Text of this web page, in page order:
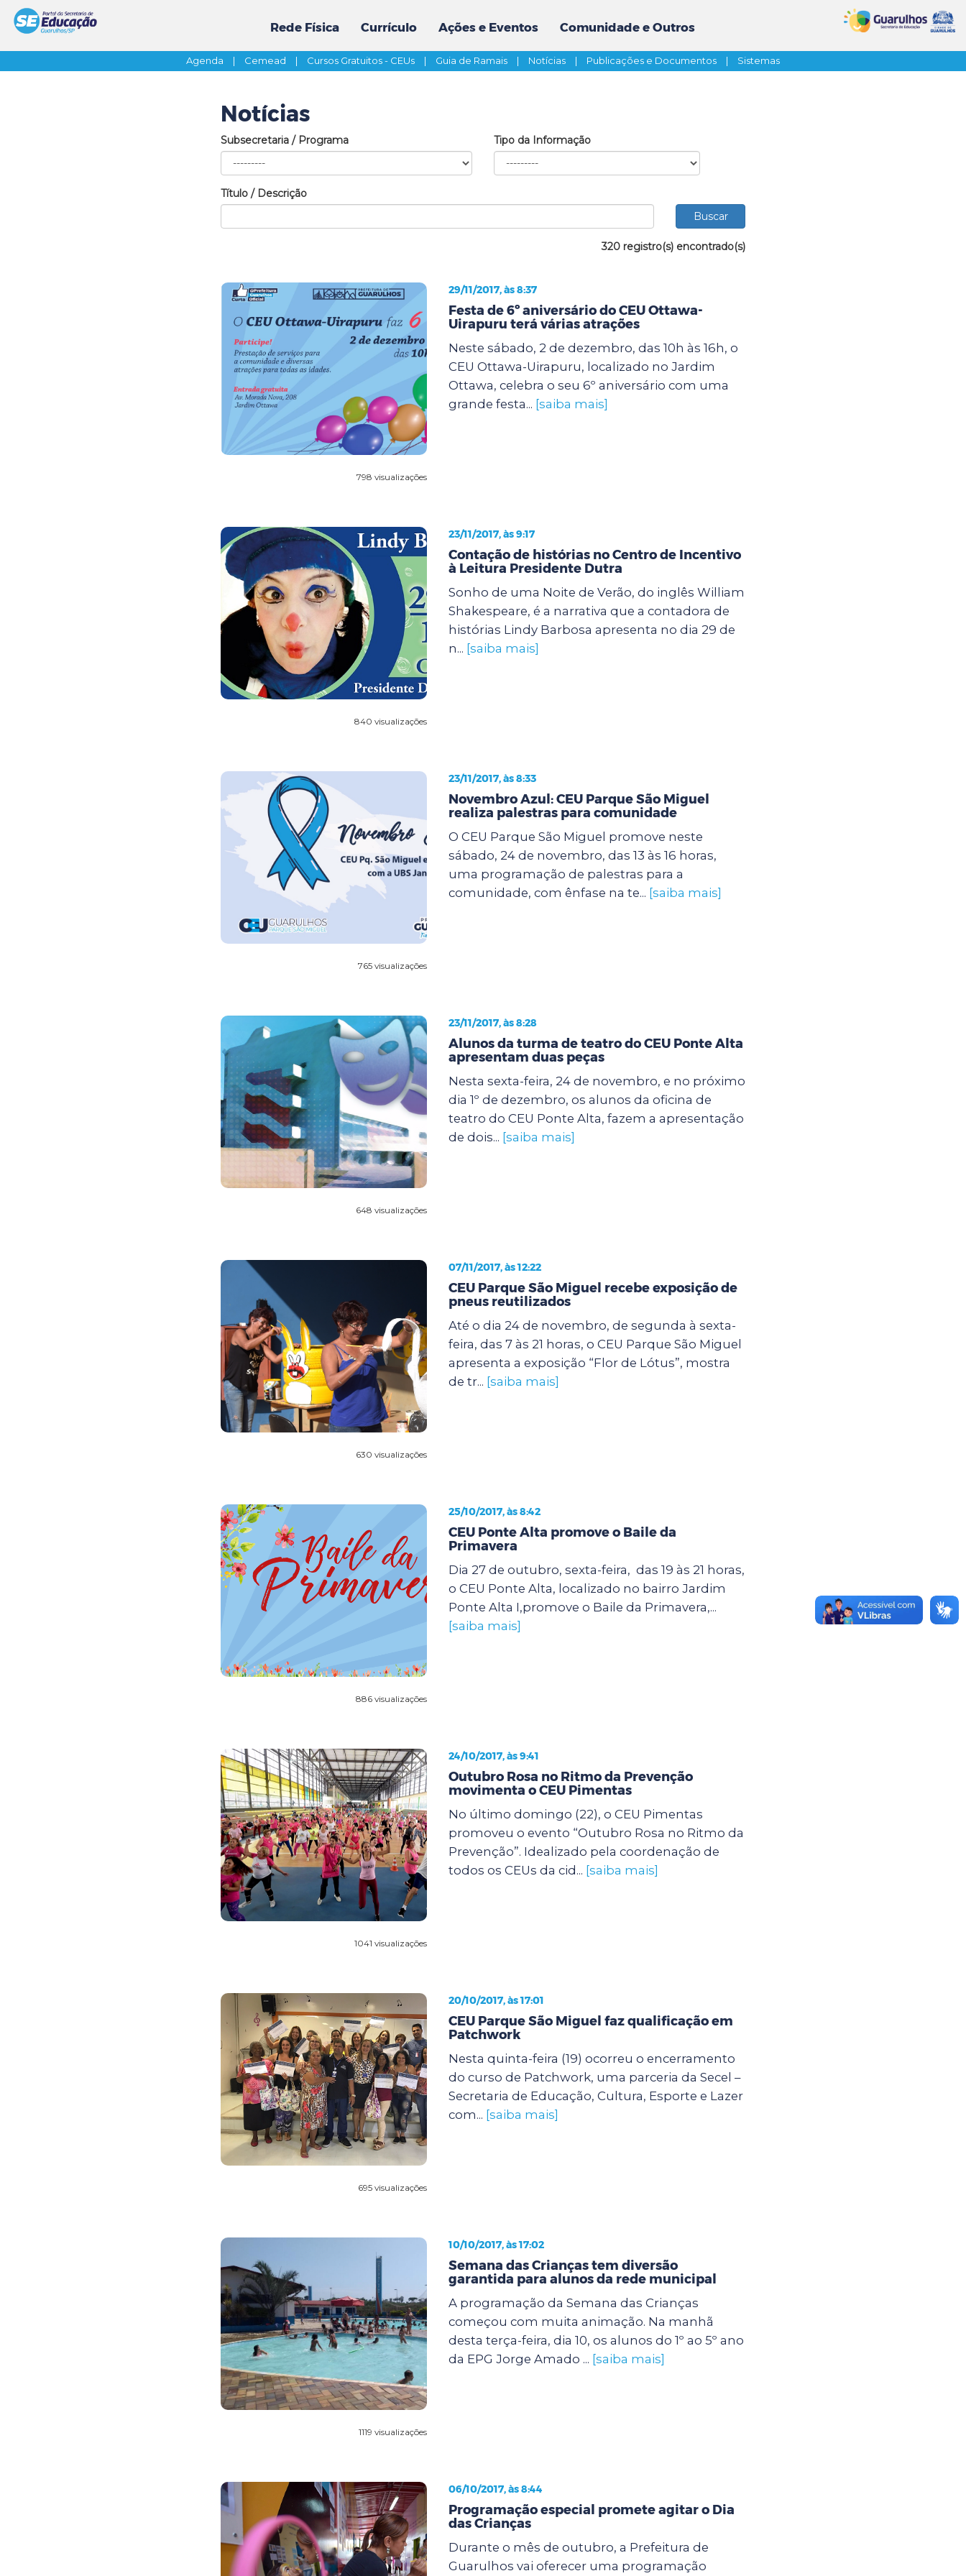
Rede Física Currículo Ações e Eventos Comunidade e Outros
Agenda | Cemead | Cursos Gratuitos - CEUs | Guia de Ramais | Notícias | Publicações e Documentos | Sistemas
Notícias
Subsecretaria / Programa Tipo da Informação
Título / Descrição
320 registro(s) encontrado(s)
798 visualizações
29/11/2017, às 8:37
Festa de 6º aniversário do CEU Ottawa-
Uirapuru terá várias atrações
Neste sábado, 2 de dezembro, das 10h às 16h, o
CEU Ottawa-Uirapuru, localizado no Jardim
Ottawa, celebra o seu 6º aniversário com uma
grande festa... [saiba mais]
840 visualizações
23/11/2017, às 9:17
Contação de histórias no Centro de Incentivo
à Leitura Presidente Dutra
Sonho de uma Noite de Verão, do inglês William
Shakespeare, é a narrativa que a contadora de
histórias Lindy Barbosa apresenta no dia 29 de
n... [saiba mais]
765 visualizações
23/11/2017, às 8:33
Novembro Azul: CEU Parque São Miguel
realiza palestras para comunidade
O CEU Parque São Miguel promove neste
sábado, 24 de novembro, das 13 às 16 horas,
uma programação de palestras para a
comunidade, com ênfase na te... [saiba mais]
648 visualizações
23/11/2017, às 8:28
Alunos da turma de teatro do CEU Ponte Alta
apresentam duas peças
Nesta sexta-feira, 24 de novembro, e no próximo
dia 1º de dezembro, os alunos da oficina de
teatro do CEU Ponte Alta, fazem a apresentação
de dois... [saiba mais]
630 visualizações
07/11/2017, às 12:22
CEU Parque São Miguel recebe exposição de
pneus reutilizados
Até o dia 24 de novembro, de segunda à sexta-
feira, das 7 às 21 horas, o CEU Parque São Miguel
apresenta a exposição “Flor de Lótus”, mostra
de tr... [saiba mais]
886 visualizações
25/10/2017, às 8:42
CEU Ponte Alta promove o Baile da
Primavera
Dia 27 de outubro, sexta-feira, das 19 às 21 horas,
o CEU Ponte Alta, localizado no bairro Jardim
Ponte Alta I,promove o Baile da Primavera,...
[saiba mais]
1041 visualizações
24/10/2017, às 9:41
Outubro Rosa no Ritmo da Prevenção
movimenta o CEU Pimentas
No último domingo (22), o CEU Pimentas
promoveu o evento “Outubro Rosa no Ritmo da
Prevenção”. Idealizado pela coordenação de
todos os CEUs da cid... [saiba mais]
695 visualizações
20/10/2017, às 17:01
CEU Parque São Miguel faz qualificação em
Patchwork
Nesta quinta-feira (19) ocorreu o encerramento
do curso de Patchwork, uma parceria da Secel –
Secretaria de Educação, Cultura, Esporte e Lazer
com... [saiba mais]
1119 visualizações
10/10/2017, às 17:02
Semana das Crianças tem diversão
garantida para alunos da rede municipal
A programação da Semana das Crianças
começou com muita animação. Na manhã
desta terça-feira, dia 10, os alunos do 1º ao 5º ano
da EPG Jorge Amado ... [saiba mais]
06/10/2017, às 8:44
Programação especial promete agitar o Dia
das Crianças
Durante o mês de outubro, a Prefeitura de
Guarulhos vai oferecer uma programação